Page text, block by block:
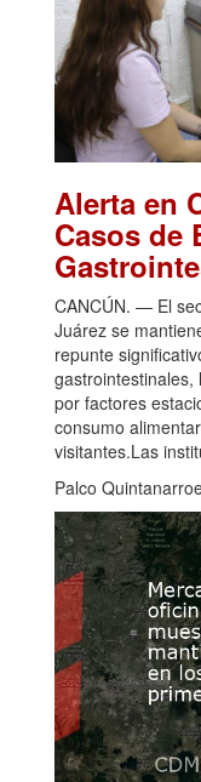
Alerta en
Casos de
CANCÚN. — El
Juárez se
repunte
gastrointestinales,
por factores
consumo
visitantes.Las
Palco